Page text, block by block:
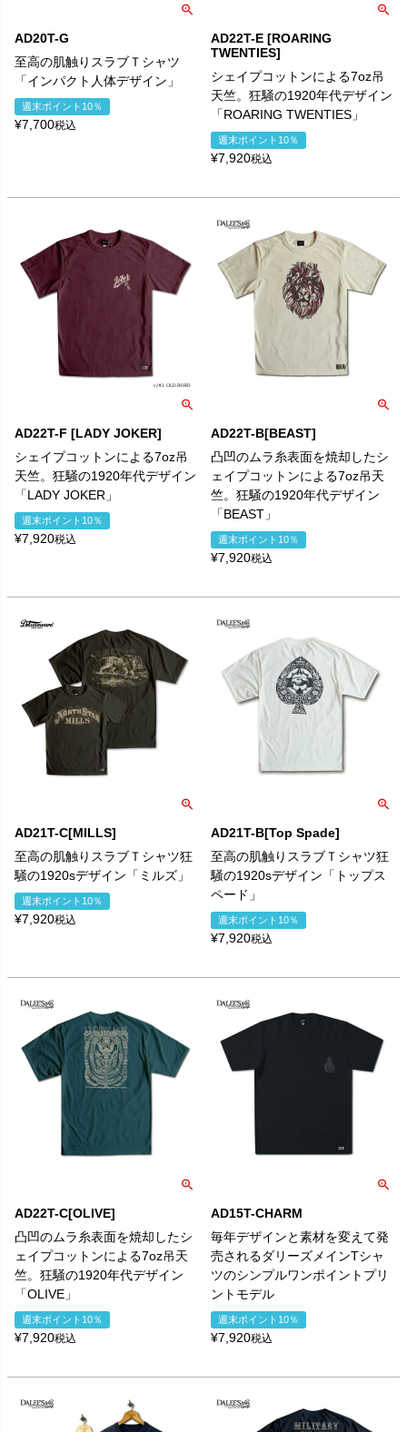
AD20T-G
至高の肌触りスラブＴシャツ
「インパクト人体デザイン」
週末ポイント10％
¥7,700税込
AD22T-E [ROARING
TWENTIES]
シェイプコットンによる7oz吊
天竺。狂騒の1920年代デザイン
「ROARING TWENTIES」
週末ポイント10％
¥7,920税込
AD22T-F [LADY JOKER]
シェイプコットンによる7oz吊
天竺。狂騒の1920年代デザイン
「LADY JOKER」
週末ポイント10％
¥7,920税込
AD22T-B[BEAST]
凸凹のムラ糸表面を焼却したシ
ェイプコットンによる7oz吊天
竺。狂騒の1920年代デザイン
「BEAST」
週末ポイント10％
¥7,920税込
AD21T-C[MILLS]
至高の肌触りスラブＴシャツ狂
騒の1920sデザイン「ミルズ」
週末ポイント10％
¥7,920税込
AD21T-B[Top Spade]
至高の肌触りスラブＴシャツ狂
騒の1920sデザイン「トップス
ペード」
週末ポイント10％
¥7,920税込
AD22T-C[OLIVE]
凸凹のムラ糸表面を焼却したシ
ェイプコットンによる7oz吊天
竺。狂騒の1920年代デザイン
「OLIVE」
週末ポイント10％
¥7,920税込
AD15T-CHARM
毎年デザインと素材を変えて発
売されるダリーズメインTシャ
ツのシンプルワンポイントプリ
ントモデル
週末ポイント10％
¥7,920税込